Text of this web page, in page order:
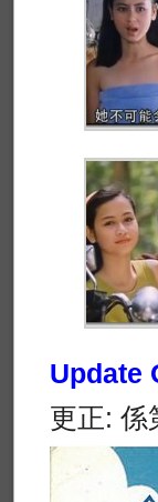
Update
更正: 係